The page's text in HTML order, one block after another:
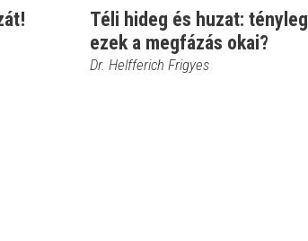
Téli hideg és huzat: tényleg
ezek a megfázás okai?
Dr. Helfferich Frigyes